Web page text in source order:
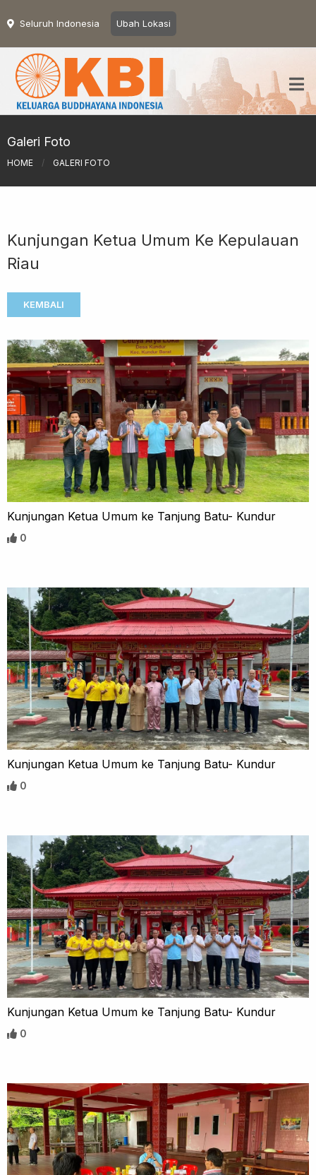
Seluruh Indonesia Ubah Lokasi
Galeri Foto
HOME / GALERI FOTO
Kunjungan Ketua Umum Ke Kepulauan
Riau
KEMBALI
Kunjungan Ketua Umum ke Tanjung Batu- Kundur
0
Kunjungan Ketua Umum ke Tanjung Batu- Kundur
0
Kunjungan Ketua Umum ke Tanjung Batu- Kundur
0